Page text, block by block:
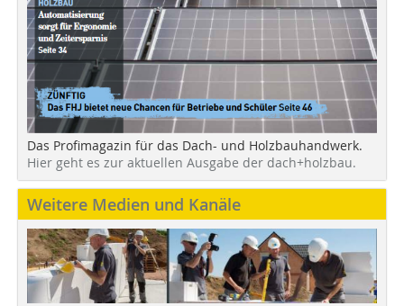
Das Profimagazin für das Dach- und Holzbauhandwerk.
Hier geht es zur aktuellen Ausgabe der dach+holzbau.
Weitere Medien und Kanäle